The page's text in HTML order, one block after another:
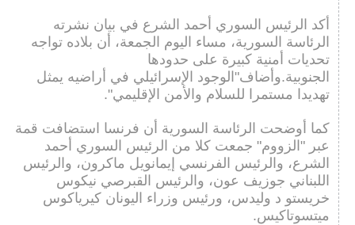
أكد الرئيس السوري أحمد الشرع في بيان نشرته
الرئاسة السورية، مساء اليوم الجمعة، أن بلاده تواجه
تحديات أمنية كبيرة على حدودها
الجنوبية.وأضاف"الوجود الإسرائيلي في أراضيه يمثل
تهديدا مستمرا للسلام والأمن الإقليمي".
كما أوضحت الرئاسة السورية أن فرنسا استضافت قمة
عبر "الزووم" جمعت كلا من الرئيس السوري أحمد
الشرع، والرئيس الفرنسي إيمانويل ماكرون، والرئيس
اللبناني جوزيف عون، والرئيس القبرصي نيكوس
خريستو د وليدس، ورئيس وزراء اليونان كيرياكوس
ميتسوتاكيس.